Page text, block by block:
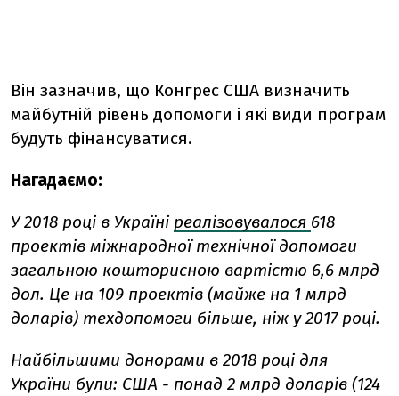
Він зазначив, що Конгрес США визначить
майбутній рівень допомоги і які види програм
будуть фінансуватися.
Нагадаємо:
У 2018 році в Україні реалізовувалося 618
проектів міжнародної технічної допомоги
загальною кошторисною вартістю 6,6 млрд
дол. Це на 109 проектів (майже на 1 млрд
доларів) техдопомоги більше, ніж у 2017 році.
Найбільшими донорами в 2018 році для
України були: США - понад 2 млрд доларів (124